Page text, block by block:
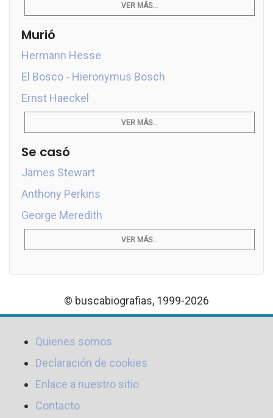
VER MÁS...
Murió
Hermann Hesse
El Bosco - Hieronymus Bosch
Ernst Haeckel
VER MÁS...
Se casó
James Stewart
Anthony Perkins
George Meredith
VER MÁS...
© buscabiografias, 1999-2026
Quienes somos
Declaración de cookies
Enlace a nuestro sitio
Contacto